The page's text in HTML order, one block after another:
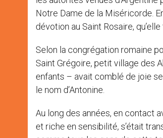
Notre Dame de la Miséricorde.
dévotion au Saint Rosaire,
Selon la congrégation romaine
Saint Grégoire, petit village des
enfants – avait comblé de joie
le nom d’Antonine.
Au long des années, en contact
et riche en sensibilité, s’était